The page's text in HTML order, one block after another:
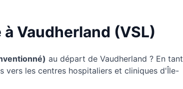
à Vaudherland (VSL)
au départ de Vaudherland ? En tant
vers les centres hospitaliers et cliniques d'Île-